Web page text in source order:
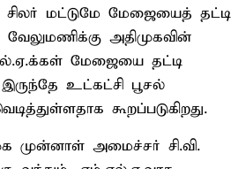
சிலர் மட்டுமே மேஜையைத் தட்டி
அதிமுகவின்
மேஜையை தட்டி
உட்கட்சி பூசல்
கூறப்படுகிறது.
முன்னாள் அமைச்சர் சி.வி.